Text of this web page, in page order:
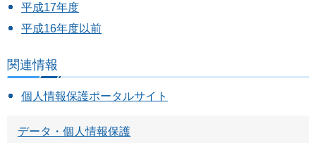
平成17年度
平成16年度以前
関連情報
個人情報保護ポータルサイト
データ・個人情報保護